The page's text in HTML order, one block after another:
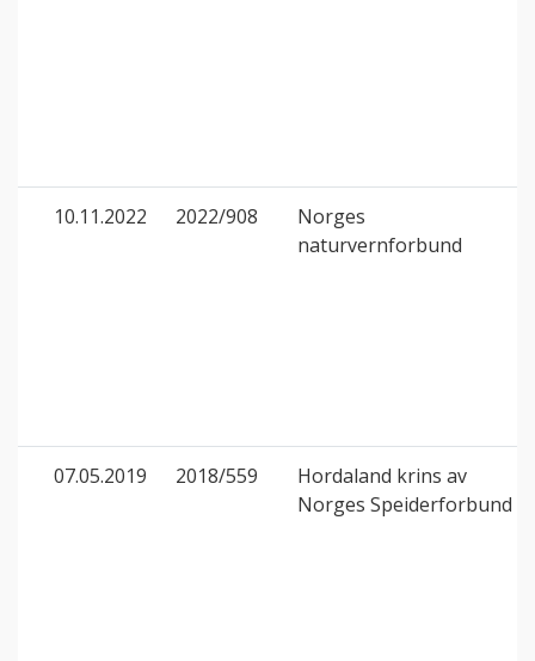
10.11.2022 2022/908
Norges
naturvernforbund
07.05.2019 2018/559
Hordaland krins av
Norges Speiderforbund